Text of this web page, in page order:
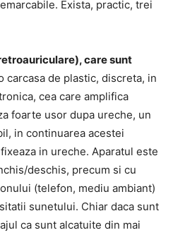
Exista, practic, trei
care sunt
carcasa de plastic, discreta, in
cea care amplifica
foarte usor dupa ureche, un
in continuarea acestei
in ureche. Aparatul este
deschis, precum si cu
(telefon, mediu ambiant)
sunetului. Chiar daca sunt
ca sunt alcatuite din mai